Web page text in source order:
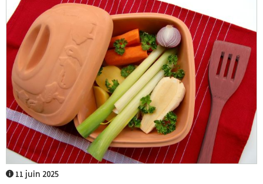
11 juin 2025